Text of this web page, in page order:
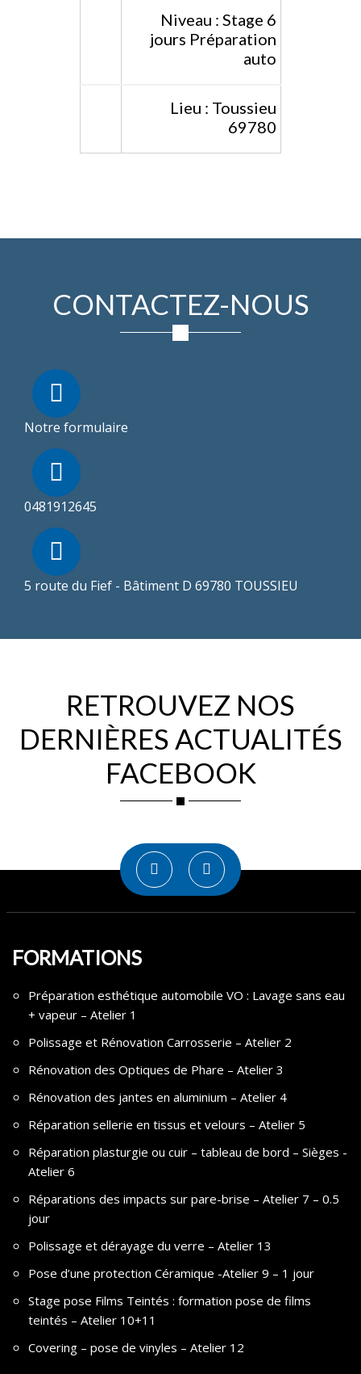
Niveau : Stage 6
jours Préparation
auto
Lieu : Toussieu
69780
CONTACTEZ-NOUS
Notre formulaire
0481912645
5 route du Fief - Bâtiment D 69780 TOUSSIEU
RETROUVEZ NOS
DERNIÈRES ACTUALITÉS
FACEBOOK
FORMATIONS
Préparation esthétique automobile VO : Lavage sans eau
+ vapeur – Atelier 1
Polissage et Rénovation Carrosserie – Atelier 2
Rénovation des Optiques de Phare – Atelier 3
Rénovation des jantes en aluminium – Atelier 4
Réparation sellerie en tissus et velours – Atelier 5
Réparation plasturgie ou cuir – tableau de bord – Sièges -
Atelier 6
Réparations des impacts sur pare-brise – Atelier 7 – 0.5
jour
Polissage et dérayage du verre – Atelier 13
Pose d’une protection Céramique -Atelier 9 – 1 jour
Stage pose Films Teintés : formation pose de films
teintés – Atelier 10+11
Covering – pose de vinyles – Atelier 12